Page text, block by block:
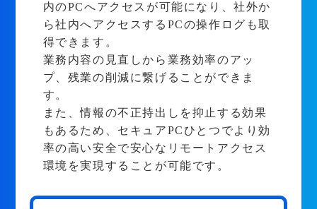
内のPCへアクセスが可能になり、社外か
ら社内へアクセスするPCの操作ログも取
得できます。
業務内容の見直しから業務効率のアッ
プ、残業の削減に繋げることができま
す。
また、情報の不正持出しを抑止する効果
もあるため、セキュアPCひとつでより効
率の高い安全で安心なリモートアクセス
環境を実現することが可能です。